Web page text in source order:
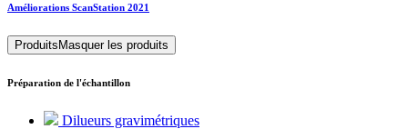
Améliorations ScanStation 2021
ProduitsMasquer les produits
Préparation de l'échantillon
Dilueurs gravimétriques